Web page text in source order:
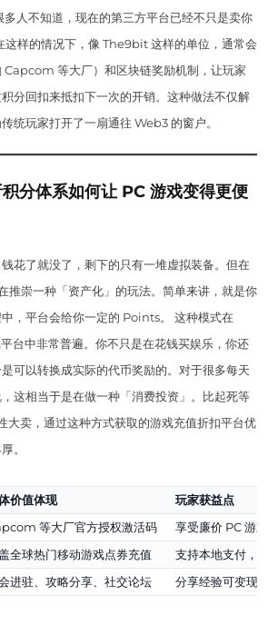
多人不知道，现在的第三方平台已经不只是卖你
这样的情况下，像 The9bit 这样的单位，通常会
Capcom 等大厂）和区块链奖励机制，让玩家
分回扣来抵扣下一次的开销。这种做法不仅解
统玩家打开了一扇通往 Web3 的窗户。
分体系如何让 PC 游戏变得更便
花了就没了，剩下的只有一堆虚拟装备。但在
推崇一种「资产化」的玩法。简单来讲，就是你
，平台会给你一定的 Points。 这种模式在
台中非常普遍。你不只是在花钱买娱乐，你还
可以转换成实际的代币奖励的。对于很多每天
这相当于是在做一种「消费投资」。比起死等
卖，通过这种方式获取的游戏充值折扣平台优
。
价值体现
玩家获益点
等大厂官方授权激活码
享受廉价 PC 游
全球热门移动游戏点券充值
支持本地支付，
进驻、攻略分享、社交论坛 分享经验可变现